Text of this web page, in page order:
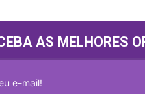
AS MELHORES